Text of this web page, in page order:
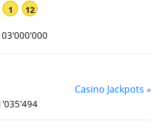
1 12
Casino Jackpots »